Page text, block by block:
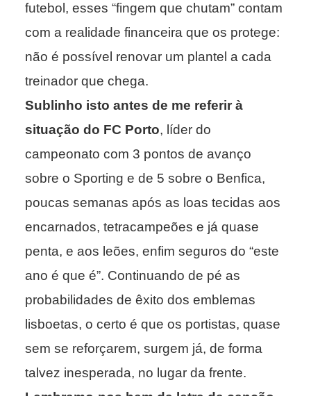
futebol, esses “fingem que chutam” contam
com a realidade financeira que os protege:
não é possível renovar um plantel a cada
treinador que chega.
Sublinho isto antes de me referir à
situação do FC Porto, líder do
campeonato com 3 pontos de avanço
sobre o Sporting e de 5 sobre o Benfica,
poucas semanas após as loas tecidas aos
encarnados, tetracampeões e já quase
penta, e aos leões, enfim seguros do “este
ano é que é”. Continuando de pé as
probabilidades de êxito dos emblemas
lisboetas, o certo é que os portistas, quase
sem se reforçarem, surgem já, de forma
talvez inesperada, no lugar da frente.